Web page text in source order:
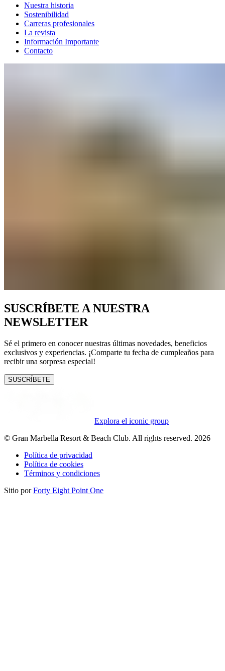
Nuestra historia
Sostenibilidad
Carreras profesionales
La revista
Información Importante
Contacto
SUSCRÍBETE A NUESTRA
NEWSLETTER
Sé el primero en conocer nuestras últimas novedades, beneficios
exclusivos y experiencias. ¡Comparte tu fecha de cumpleaños para
recibir una sorpresa especial!
SUSCRÍBETE
Explora el iconic group
© Gran Marbella Resort & Beach Club. All rights reserved. 2026
Política de privacidad
Política de cookies
Términos y condiciones
Sitio porForty Eight Point One